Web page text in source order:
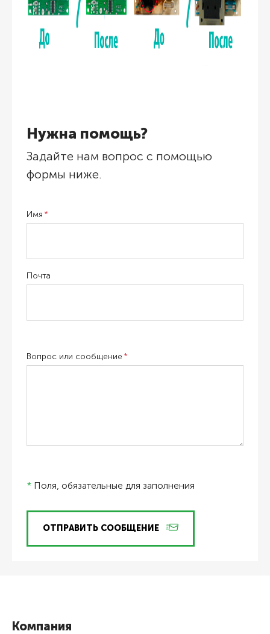
Нужна помощь?
Задайте нам вопрос с помощью
формы ниже.
Имя
Почта
Вопрос или сообщение
* Поля, обязательные для заполнения
ОТПРАВИТЬ СООБЩЕНИЕ
Компания